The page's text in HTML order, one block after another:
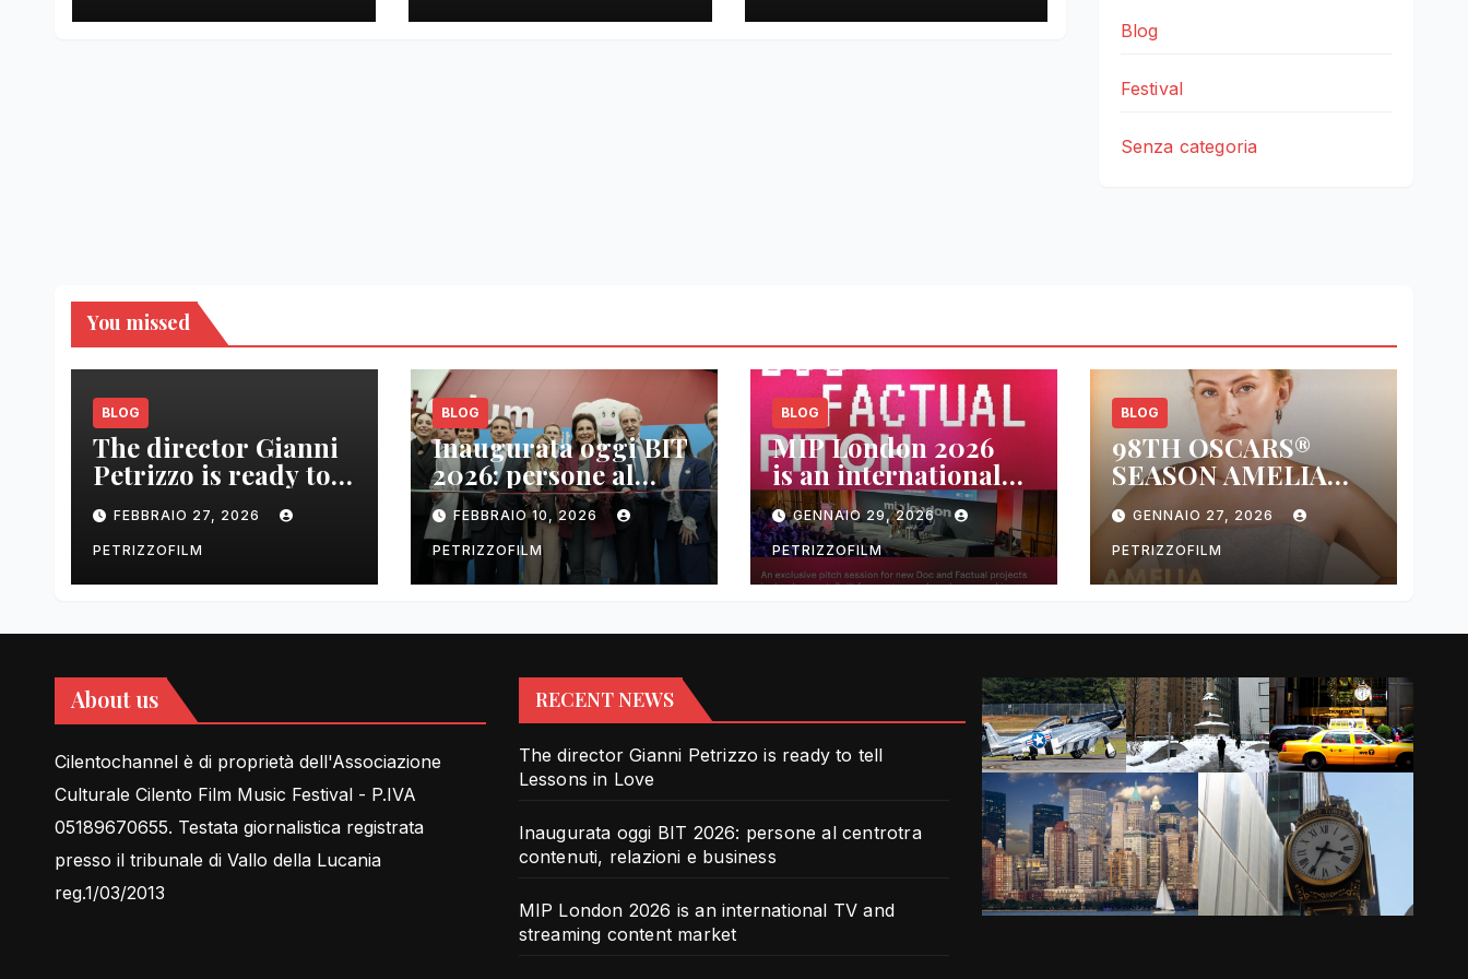
SENZA PRESIDI” Blog
Festival
Senza categoria
You missed
BLOG
The director Gianni
Petrizzo is ready to
tell Lessons in Love
FEBBRAIO 27, 2026
PETRIZZOFILM
BLOG
Inaugurata oggi BIT
2026: persone al
centrotra contenuti,
relazioni e business
FEBBRAIO 10, 2026
PETRIZZOFILM
BLOG
MIP London 2026
is an international
TV and streaming
content market
GENNAIO 29, 2026
PETRIZZOFILM
BLOG
98TH OSCARS®
SEASON AMELIA
DIMOLDENBERG
RETURNS FOR
THIRD YEAR
GENNAIO 27, 2026
PETRIZZOFILM
About us
Cilentochannel è di proprietà dell'Associazione
Culturale Cilento Film Music Festival - P.IVA
05189670655. Testata giornalistica registrata
presso il tribunale di Vallo della Lucania
reg.1/03/2013
RECENT NEWS
The director Gianni Petrizzo is ready to tell
Lessons in Love
Inaugurata oggi BIT 2026: persone al centrotra
contenuti, relazioni e business
MIP London 2026 is an international TV and
streaming content market